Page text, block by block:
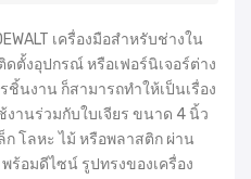
เครื่องมือสำหรับช่างใน
ตั้งอุปกรณ์ หรือเฟอร์นิเจอร์ต่าง
ชิ้นงาน ก็สามารถทำให้เป็นเรื่อง
งานร่วมกับใบเจียร ขนาด 4 นิ้ว
โลหะ ไม้ หรือพลาสติก ผ่าน
ร้อมดีไซน์ รูปทรงของเครื่อง